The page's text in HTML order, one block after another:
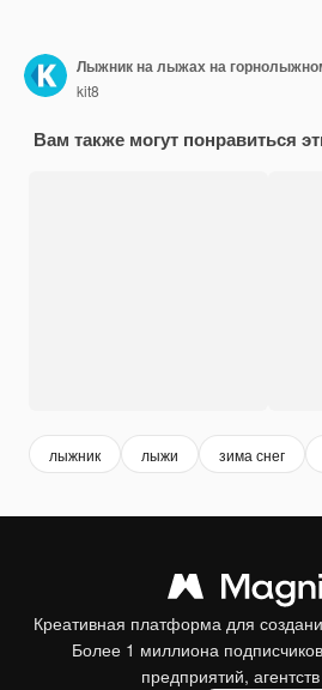
Лыжник на лыжах на
kit8
Вам также могут понравиться
лыжник лыжи зима снег
Креативная платформа для
Более 1 миллиона
предприятий,